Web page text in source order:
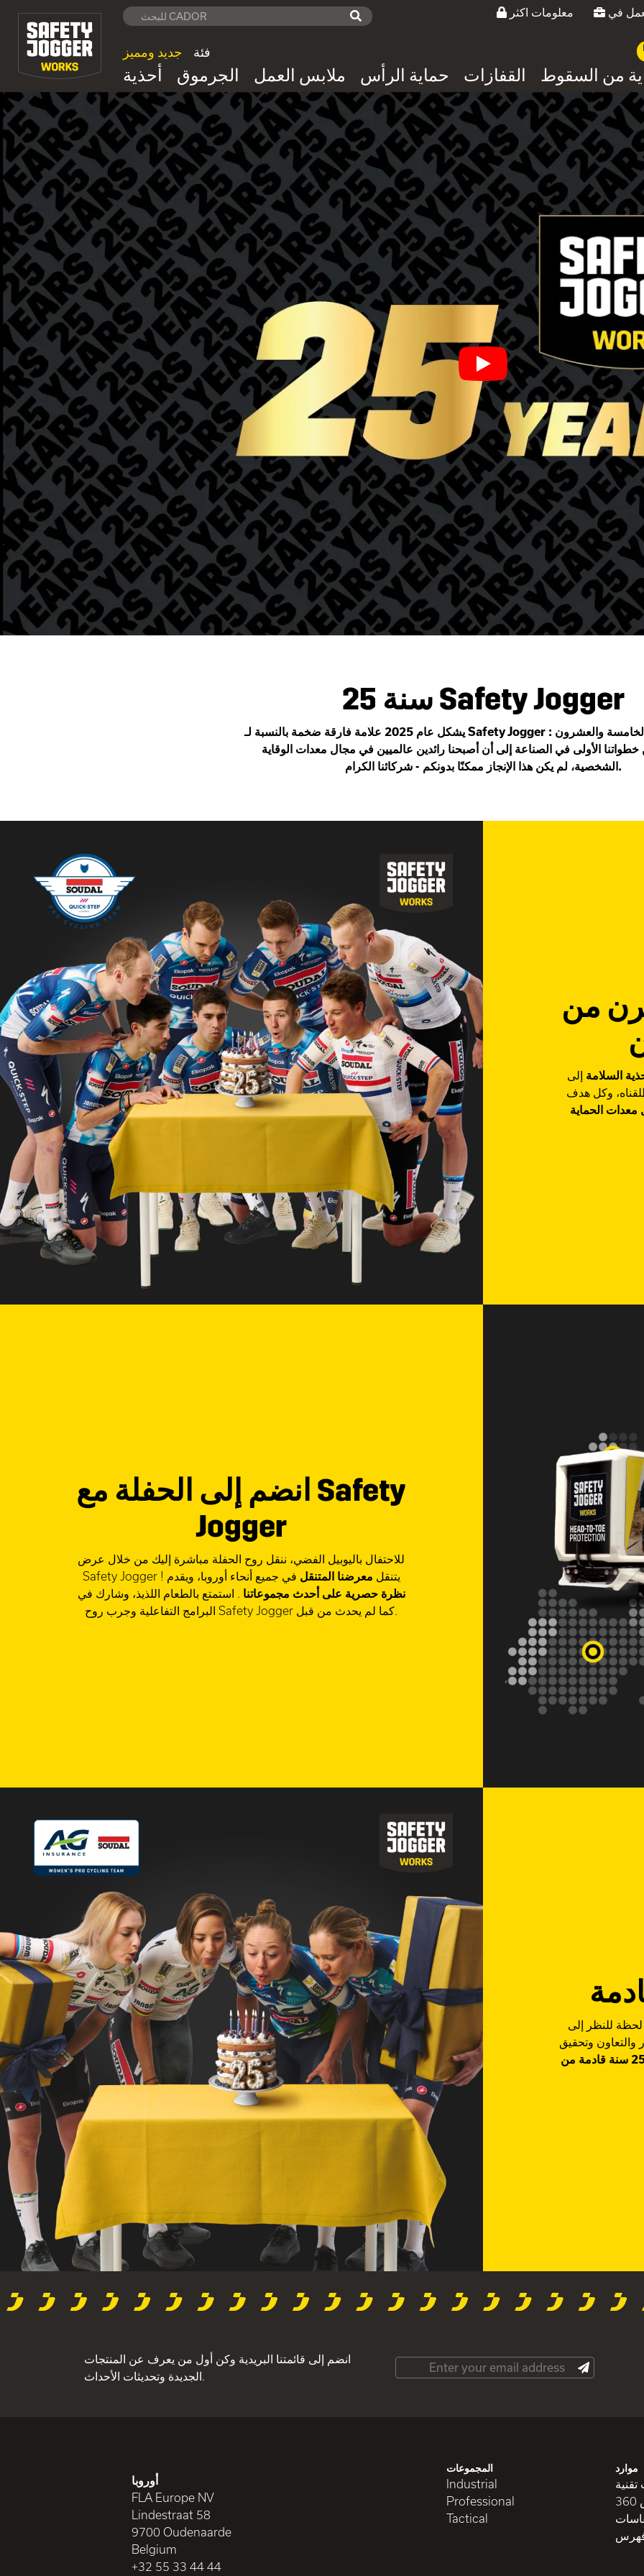
معلومات اكثر
جديد ومميز فئة
أحذية الجرموق ملابس العمل حماية الرأس القفازات من السقوط
25 سنة Safety Jogger
25 سنة Safety Jogger
يشكل عام 2025 علامة فارقة ضخمة بالنسبة لـ Safety Jogger : الذكرى السنوية الخامسة والعشرون
الأولى في الصناعة إلى أن أصبحنا رائدين عالميين في مجال معدات الوقاية
الشخصية، لم يكن هذا الإنجاز ممكنًا بدونكم - شركائنا الكرام.
من
السلامة إلى
وكل هدف
معدات الحماية
انضم إلى الحفلة مع Safety
Jogger
للاحتفال باليوبيل الفضي، ننقل روح الحفلة مباشرة إليك من خلال عرض
Safety Jogger ! يتنقل معرضنا المتنقل في جميع أنحاء أوروبا، ويقدم
نظرة حصرية على أحدث مجموعاتنا . استمتع بالطعام اللذيذ، وشارك في
البرامج التفاعلية وجرب روح Safety Jogger كما لم يحدث من قبل.
للنظر إلى
والتعاون وتحقيق
25 سنة قادمة من
انضم إلى قائمتنا البريدية وكن أول من يعرف عن المنتجات
الجديدة وتحديثات الأحداث.
أوروبا
FLA Europe NV
Lindestraat 58
9700 Oudenaarde
Belgium
+32 55 33 44 44
المجموعات
Industrial
Professional
Tactical
موارد